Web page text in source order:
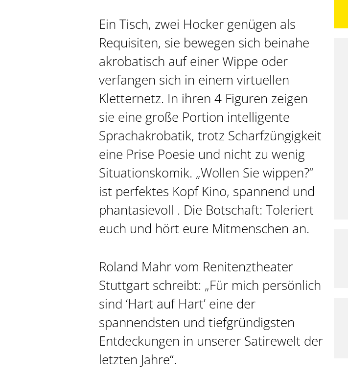
Ein Tisch, zwei Hocker genügen als
Requisiten, sie bewegen sich beinahe
akrobatisch auf einer Wippe oder
verfangen sich in einem virtuellen
Kletternetz. In ihren 4 Figuren zeigen
sie eine große Portion intelligente
Sprachakrobatik, trotz Scharfzüngigkeit
eine Prise Poesie und nicht zu wenig
Situationskomik. „Wollen Sie wippen?“
ist perfektes Kopf Kino, spannend und
phantasievoll . Die Botschaft: Toleriert
euch und hört eure Mitmenschen an.
Roland Mahr vom Renitenztheater
Stuttgart schreibt: „Für mich persönlich
sind ‘Hart auf Hart’ eine der
spannendsten und tiefgründigsten
Entdeckungen in unserer Satirewelt der
letzten Jahre“.